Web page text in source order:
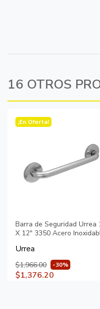
16 OTROS
¡En Oferta!
Barra de Seguridad Urrea
X 12" 3350 Acero
Urrea
$1,966.00 -30%
$1,376.20